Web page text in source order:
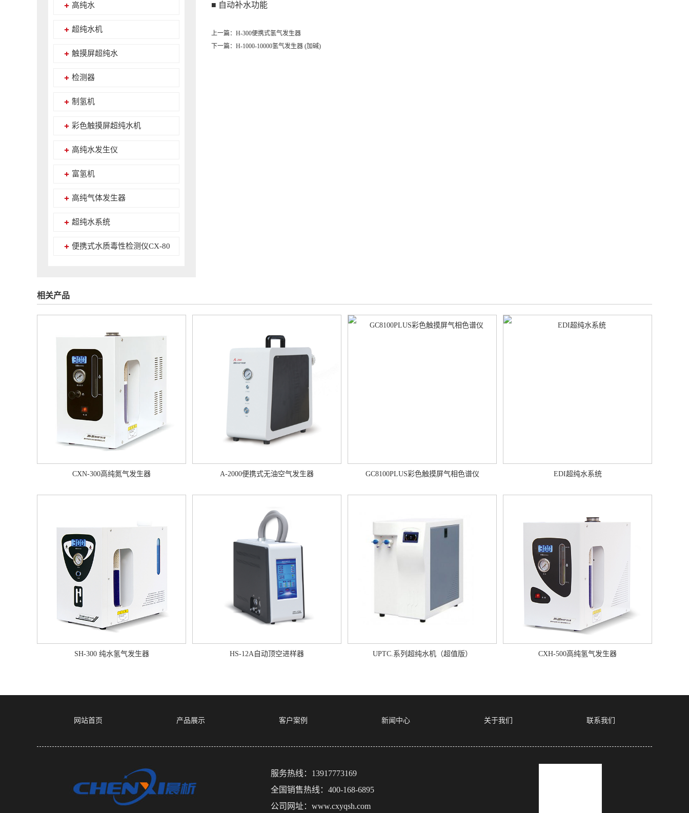
高纯水
超纯水机
触摸屏超纯水
检测器
制氢机
彩色触摸屏超纯水机
高纯水发生仪
富氢机
高纯气体发生器
超纯水系统
便携式水质毒性检测仪CX-80
■ 自动补水功能
上一篇： H-300便携式氢气发生器
下一篇： H-1000-10000氢气发生器 (加碱)
相关产品
CXN-300高纯氮气发生器 A-2000便携式无油空气发生器 GC8100PLUS彩色触摸屏气相色谱仪 EDI超纯水系统
SH-300 纯水氢气发生器 HS-12A自动顶空进样器 UPTC.系列超纯水机（超值版） CXH-500高纯氢气发生器
网站首页 产品展示 客户案例 新闻中心 关于我们 联系我们
服务热线：13917773169
全国销售热线：400-168-6895
公司网址：www.cxyqsh.com